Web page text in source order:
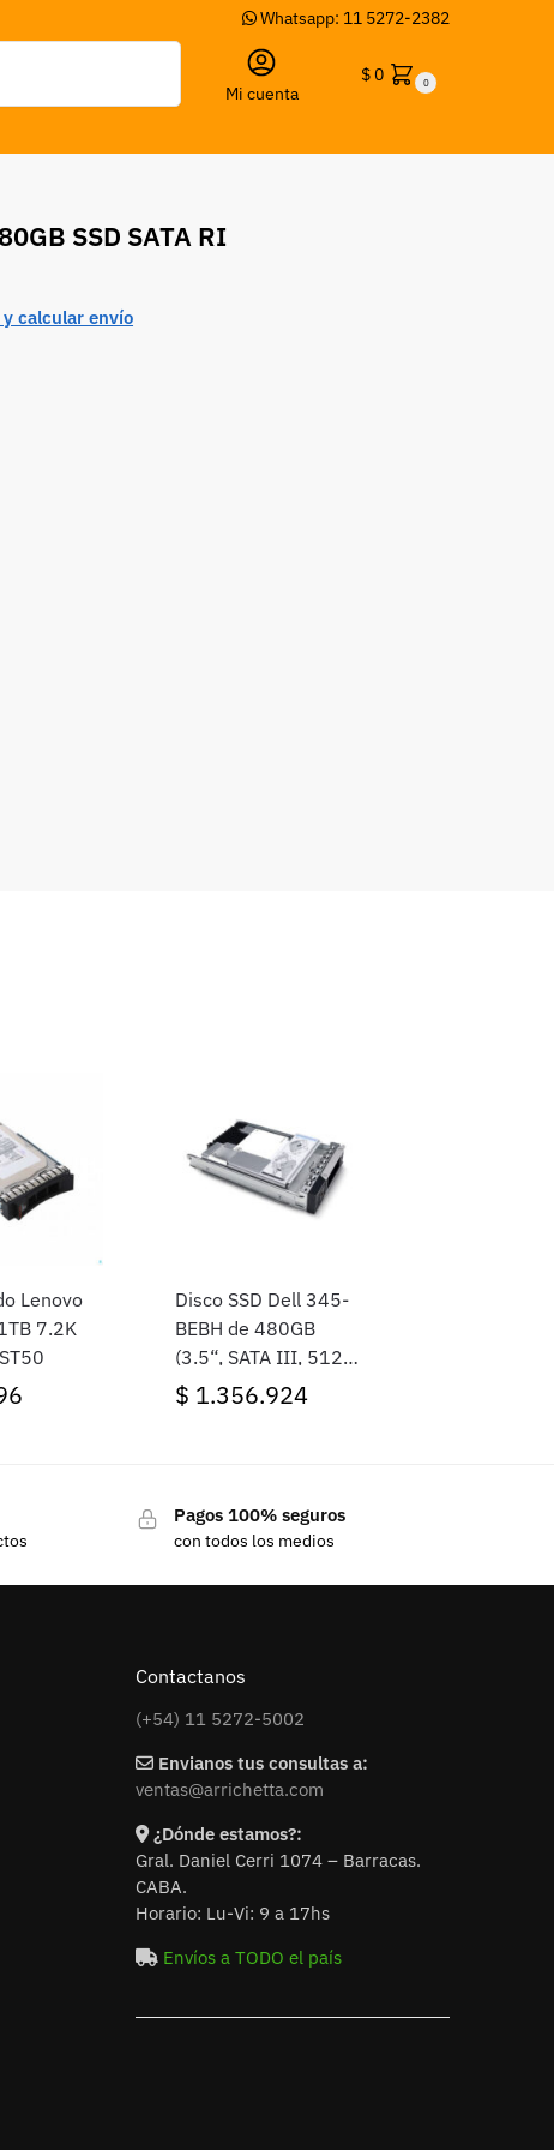
Whatsapp: 11 5272-2382
Mi cuenta
$0 0
SSD SATA RI
calcular envío
Lenovo
7.2K
Disco SSD Dell 345-
BEBH de 480GB
(3.5“, SATA III, 512e)
Hot Plug
$ 1.356.924
Pagos 100% seguros
con todos los medios
Contactanos
(+54) 11 5272-5002
Envianos tus consultas a:
ventas@arrichetta.com
¿Dónde estamos?:
Gral. Daniel Cerri 1074 – Barracas.
CABA.
Horario: Lu-Vi: 9 a 17hs
Envíos a TODO el país